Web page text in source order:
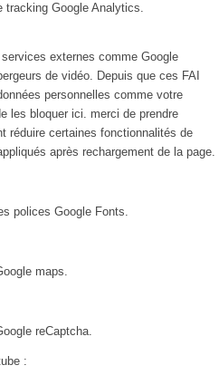
tracking Google Analytics.
externes comme Google
de vidéo. Depuis que ces FAI
personnelles comme votre
les bloquer ici. merci de prendre
réduire certaines fonctionnalités de
après rechargement de la page.
polices Google Fonts.
maps.
reCaptcha.
: